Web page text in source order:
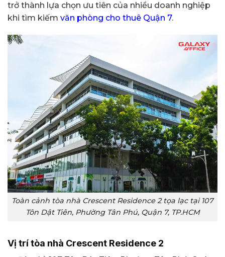
trở thành lựa chọn ưu tiên của nhiều doanh nghiệp
khi tìm kiếm văn phòng cho thuê Quận 7.
Toàn cảnh tòa nhà Crescent Residence 2 tọa lạc tại 107
Tôn Dật Tiên, Phường Tân Phú, Quận 7, TP.HCM
Vị trí tòa nhà Crescent Residence 2